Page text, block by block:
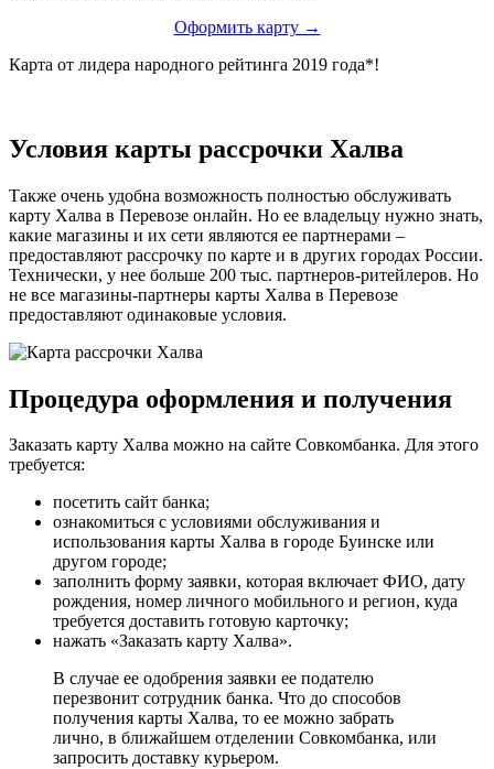
Оформить карту →
Карта от лидера народного рейтинга 2019 года*!
Условия карты рассрочки Халва
Также очень удобна возможность полностью обслуживать
карту Халва в Перевозе онлайн. Но ее владельцу нужно знать,
какие магазины и их сети являются ее партнерами –
предоставляют рассрочку по карте и в других городах России.
Технически, у нее больше 200 тыс. партнеров-ритейлеров. Но
не все магазины-партнеры карты Халва в Перевозе
предоставляют одинаковые условия.
Процедура оформления и получения
Заказать карту Халва можно на сайте Совкомбанка. Для этого
требуется:
посетить сайт банка;
ознакомиться с условиями обслуживания и
использования карты Халва в городе Буинске или
другом городе;
заполнить форму заявки, которая включает ФИО, дату
рождения, номер личного мобильного и регион, куда
требуется доставить готовую карточку;
нажать «Заказать карту Халва».
В случае ее одобрения заявки ее подателю
перезвонит сотрудник банка. Что до способов
получения карты Халва, то ее можно забрать
лично, в ближайшем отделении Совкомбанка, или
запросить доставку курьером.